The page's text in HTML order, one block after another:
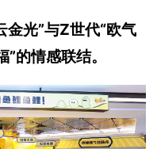
金光”与Z世代“欧气
的情感联结。